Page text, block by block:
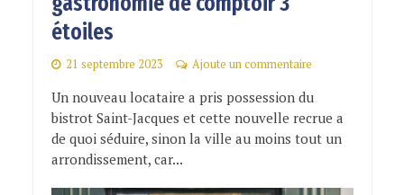
étoiles
21 septembre 2023 Ajoute un commentaire
Un nouveau locataire a pris possession du
bistrot Saint-Jacques et cette nouvelle recrue a
de quoi séduire, sinon la ville au moins tout un
arrondissement, car...